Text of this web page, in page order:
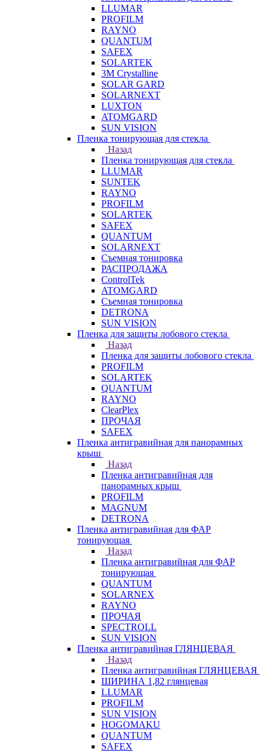
LLUMAR
PROFILM
RAYNO
QUANTUM
SAFEX
SOLARTEK
3M Crystalline
SOLAR GARD
SOLARNEXT
LUXTON
ATOMGARD
SUN VISION
Пленка тонирующая для стекла
Назад
Пленка тонирующая для стекла
LLUMAR
SUNTEK
RAYNO
PROFILM
SOLARTEK
SAFEX
QUANTUM
SOLARNEXT
Съемная тонировка
РАСПРОДАЖА
ControlTek
ATOMGARD
Съемная тонировка
DETRONA
SUN VISION
Пленка для защиты лобового стекла
Назад
Пленка для защиты лобового стекла
PROFILM
SOLARTEK
QUANTUM
RAYNO
ClearPlex
ПРОЧАЯ
SAFEX
Пленка антигравийная для панорамных
крыш
Назад
Пленка антигравийная для
панорамных крыш
PROFILM
MAGNUM
DETRONA
Пленка антигравийная для ФАР
тонирующая
Назад
Пленка антигравийная для ФАР
тонирующая
QUANTUM
SOLARNEX
RAYNO
ПРОЧАЯ
SPECTROLL
SUN VISION
Пленка антигравийная ГЛЯНЦЕВАЯ
Назад
Пленка антигравийная ГЛЯНЦЕВАЯ
ШИРИНА 1,82 глянцевая
LLUMAR
PROFILM
SUN VISION
HOGOMAKU
QUANTUM
SAFEX